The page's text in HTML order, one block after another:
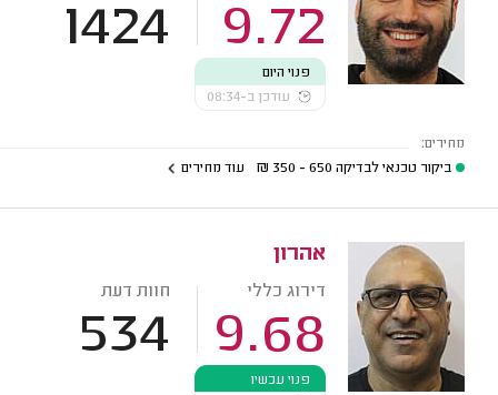
9.72
1424
פנוי היום
עודכן ב-08:34
מחירים:
ביקור טכנאי לבדיקה 650 - 350
₪ עוד מחירים
אהרון
דירוג כללי
9.68
חוות דעת
534
פנוי עכשיו